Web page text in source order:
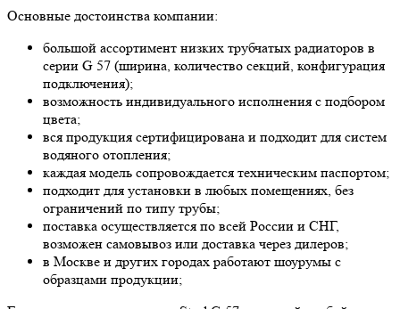
Основные достоинства компании:
большой ассортимент низких трубчатых радиаторов в
серии G 57 (ширина, количество секций, конфигурация
подключения);
возможность индивидуального исполнения с подбором
цвета;
вся продукция сертифицирована и подходит для систем
водяного отопления;
каждая модель сопровождается техническим паспортом;
подходит для установки в любых помещениях, без
ограничений по типу трубы;
поставка осуществляется по всей России и СНГ,
возможен самовывоз или доставка через дилеров;
в Москве и других городах работают шоурумы с
образцами продукции;